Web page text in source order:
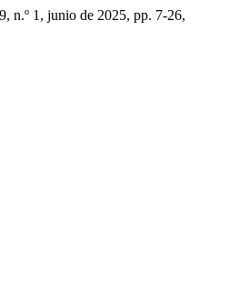
n.º 1, junio de 2025, pp. 7-26,